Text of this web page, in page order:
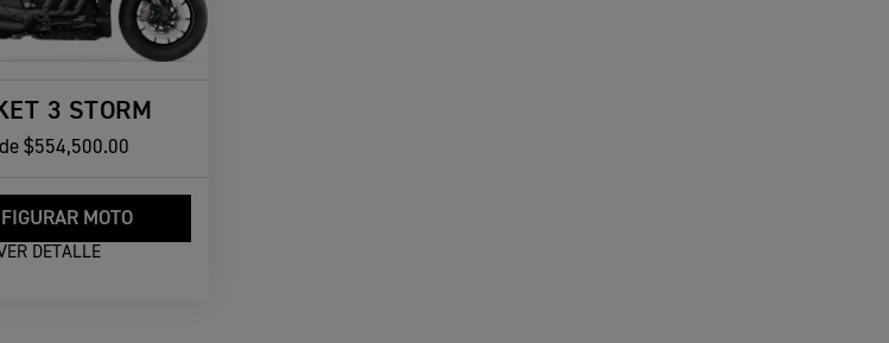
3 STORM
$554,500.00
MOTO
DETALLE